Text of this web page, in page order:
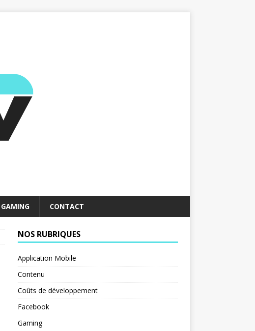
GAMING CONTACT
NOS RUBRIQUES
Application Mobile
Contenu
Coûts de développement
Facebook
Gaming